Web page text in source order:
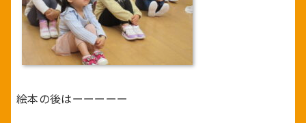
絵本の後はーーーーー